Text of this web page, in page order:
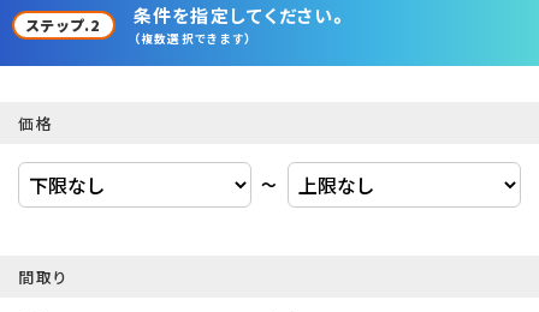
ステップ.2 条件を指定してください。
（複数選択できます）
価格
〜
間取り